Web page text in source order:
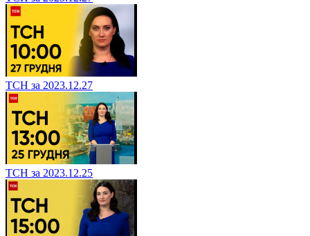
ТСН за 2023.12.27
ТСН за 2023.12.25